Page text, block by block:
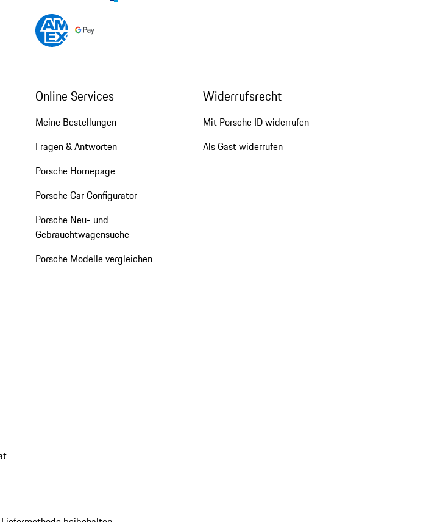
Online Services
Meine Bestellungen
Fragen & Antworten
Porsche Homepage
Porsche Car Configurator
Porsche Neu- und
Gebrauchtwagensuche
Porsche Modelle vergleichen
Widerrufsrecht
Mit Porsche ID widerrufen
Als Gast widerrufen